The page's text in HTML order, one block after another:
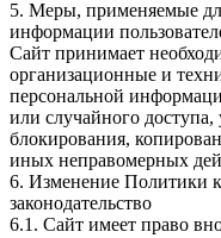
5. Меры, применяемые
информации
Сайт принимает
организационные и
персональной
или случайного
блокирования,
иных неправомерных
6. Изменение Политики
законодательство
6.1. Сайт имеет право